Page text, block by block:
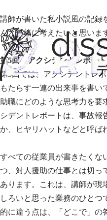
講師が書いた私小説風の記録
んと一緒に考えたいと思いま
第5回 アクシデントレポー
第5回では、アクシデントレ
もたらす一連の出来事を書い
助職にどのような思考力を要
シデントレポートは、事故報
か、ヒヤリハットなどと呼ば
すべての従業員が書きたくな
つ、対人援助の仕事とは切っ
あります。これは、講師が現
しろいと思った業務のひとつ
的に違う点は、「どこで」の